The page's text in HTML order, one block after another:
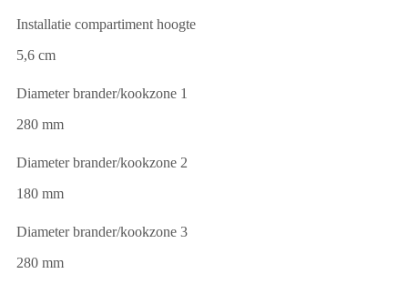
Installatie compartiment hoogte
5,6 cm
Diameter brander/kookzone 1
280 mm
Diameter brander/kookzone 2
180 mm
Diameter brander/kookzone 3
280 mm